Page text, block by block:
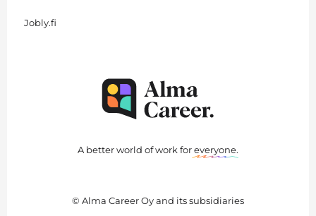
Jobly.fi
A better world of work foreveryone.
© Alma Career Oy and its subsidiaries